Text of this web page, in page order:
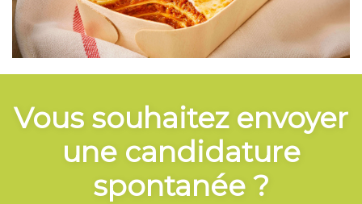
Vous souhaitez envoyer
une candidature
spontanée ?